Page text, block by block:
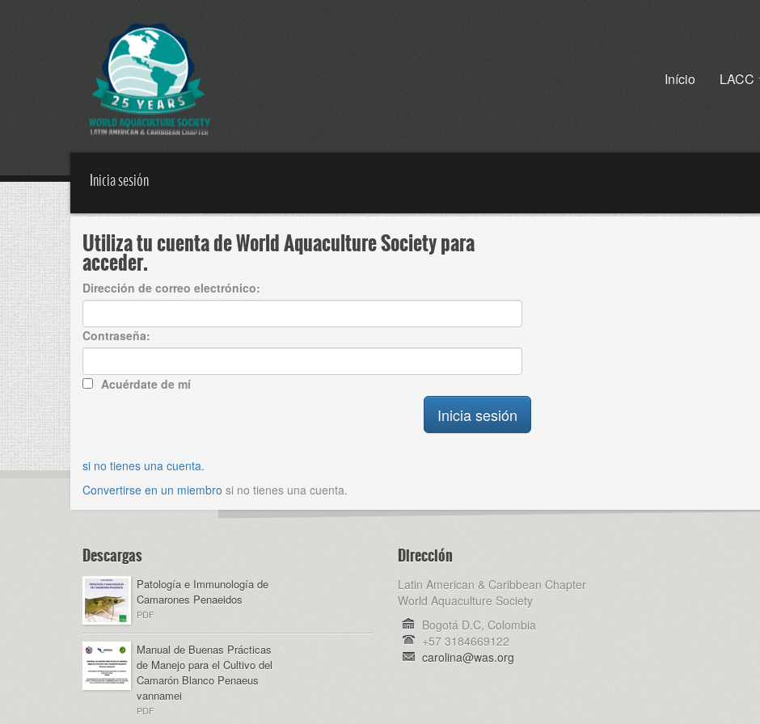
Início LACC
Inicia sesión
Utiliza tu cuenta de World Aquaculture Society para
acceder.
Dirección de correo electrónico:
Contraseña:
Acuérdate de mí
si no tienes una cuenta.
Convertirse en un miembro si no tienes una cuenta.
descargas
Patología e Immunología de
Camarones Penaeidos
PDF
Manual de Buenas Prácticas
de Manejo para el Cultivo del
Camarón Blanco Penaeus
vannamei
PDF
Dirección
Latin American & Caribbean Chapter
World Aquaculture Society
Bogotá D.C, Colombia
+57 3184669122
carolina@was.org